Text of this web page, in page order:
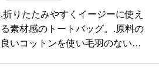
us_howell ..#MARGARET HOWE
LL#CONTRASTV NECK JUMPE
R#cashmere#rum#knit#TINY HER
B SOCK#socks#靴下#lace-up sho
.折りたたみやすくイージーに使え
る素材感のトートバッグ。.原料の
良いコットンを使い毛羽のないく